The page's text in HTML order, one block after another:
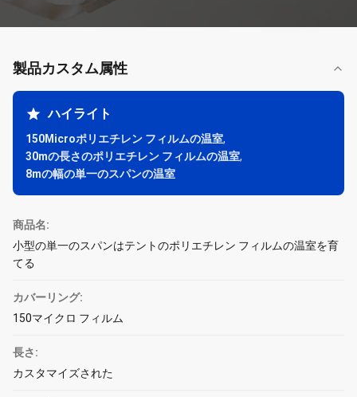
製品カスタム属性
ハイライト
150Microポリエチレン フィルムの温室,
30mの長さのポリエチレン フィルムの温室,
8mの幅の単一のスパンの温室
商品名:
小型の単一のスパンはテントのポリエチレン フィルムの温室を育
てる
カバーリング:
150マイクロ フィルム
長さ:
カスタマイズされた